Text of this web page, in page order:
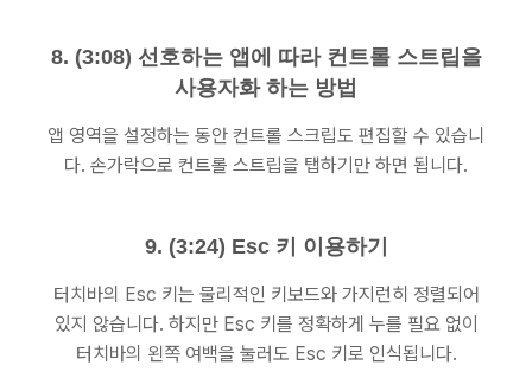
8. (3:08) 선호하는 앱에 따라 컨트롤 스트립을
사용자화 하는 방법
앱 영역을 설정하는 동안 컨트롤 스크립도 편집할 수 있습니
다. 손가락으로 컨트롤 스트립을 탭하기만 하면 됩니다.
9. (3:24) Esc 키 이용하기
터치바의 Esc 키는 물리적인 키보드와 가지런히 정렬되어
있지 않습니다. 하지만 Esc 키를 정확하게 누를 필요 없이
터치바의 왼쪽 여백을 눌러도 Esc 키로 인식됩니다.